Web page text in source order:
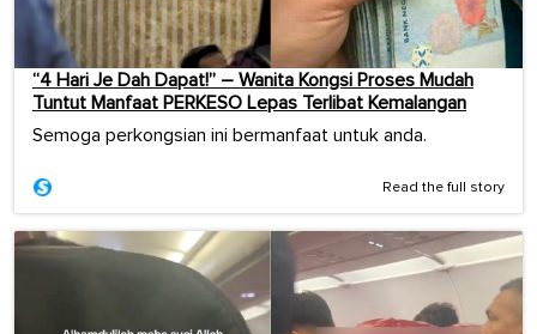
“4 Hari Je Dah Dapat!” – Wanita Kongsi Proses Mudah
Tuntut Manfaat PERKESO Lepas Terlibat Kemalangan
Semoga perkongsian ini bermanfaat untuk anda.
Read the full story